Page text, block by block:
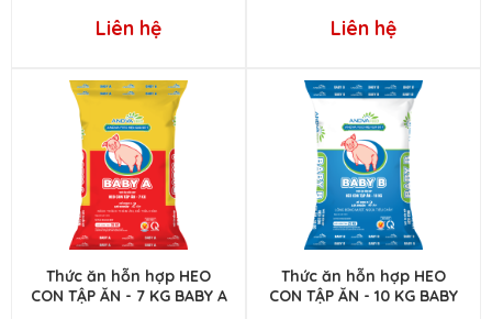
Liên hệ Liên hệ
Thức ăn hỗn hợp HEO
CON TẬP ĂN - 7 KG BABY A
Thức ăn hỗn hợp HEO
CON TẬP ĂN - 10 KG BABY